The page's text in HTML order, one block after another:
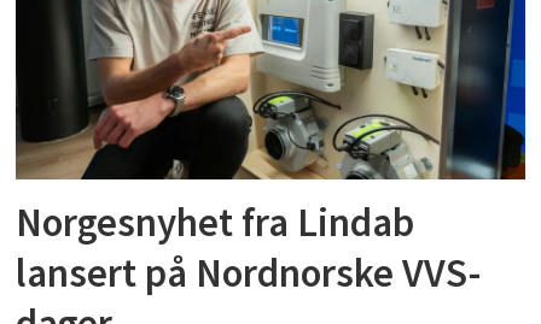
Norgesnyhet fra Lindab
lansert på Nordnorske VVS-